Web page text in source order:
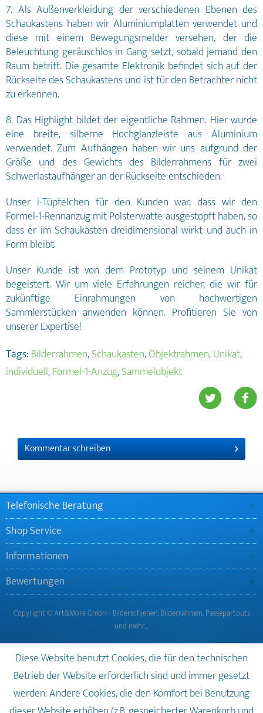
7. Als Außenverkleidung der verschiedenen Ebenen des
Schaukastens haben wir Aluminiumplatten verwendet und
diese mit einem Bewegungsmelder versehen, der die
Beleuchtung geräuschlos in Gang setzt, sobald jemand den
Raum betritt. Die gesamte Elektronik befindet sich auf der
Rückseite des Schaukastens und ist für den Betrachter nicht
zu erkennen.
8. Das Highlight bildet der eigentliche Rahmen. Hier wurde
eine breite, silberne Hochglanzleiste aus Aluminium
verwendet. Zum Aufhängen haben wir uns aufgrund der
Größe und des Gewichts des Bilderrahmens für zwei
Schwerlastaufhänger an der Rückseite entschieden.
Unser i-Tüpfelchen für den Kunden war, dass wir den
Formel-1-Rennanzug mit Polsterwatte ausgestopft haben, so
dass er im Schaukasten dreidimensional wirkt und auch in
Form bleibt.
Unser Kunde ist von dem Prototyp und seinem Unikat
begeistert. Wir um viele Erfahrungen reicher, die wir für
zukünftige Einrahmungen von hochwertigen
Sammlerstücken anwenden können. Profitieren Sie von
unserer Expertise!
Tags: Bilderrahmen,Schaukasten,Objektrahmen,Unikat,
individuell,Formel-1-Anzug,Sammelobjekt
Kommentar schreiben
Telefonische Beratung
Shop Service
Informationen
Bewertungen
Copyright © Art&More GmbH - Bilderschienen, Bilderrahmen, Passepartouts
und mehr…
Diese Website benutzt Cookies, die für den technischen
Betrieb der Website erforderlich sind und immer gesetzt
werden. Andere Cookies, die den Komfort bei Benutzung